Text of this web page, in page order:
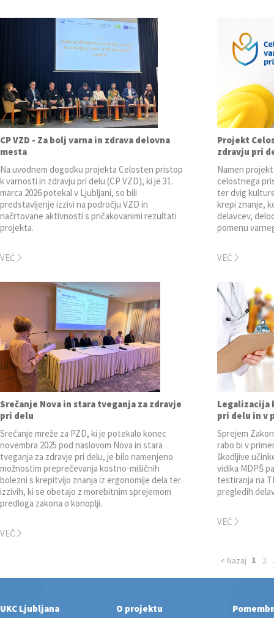
CP VZD - Za bolj varna in zdrava delovna
mesta
Na uvodnem dogodku projekta Celosten pristop
k varnosti in zdravju pri delu (CP VZD), ki je 31.
marca 2026 potekal v Ljubljani, so bili
predstavljenje izzivi na področju VZD in
načrtovane aktivnosti s pričakovanimi rezultati
projekta.
VEČ
Projekt
zdravju pri
Namen
celostnega
ter dvig
krepi znanje,
delavcev,
pomenu
VEČ
Srečanje Nova in stara tveganja za zdravje
pri delu
Srečanje mreže za PZD, ki je potekalo konec
novembra 2025 pod naslovom Nova in stara
tveganja za zdravje pri delu, je bilo namenjeno
možnostim preprečevanja kostno-mišičnih
bolezni s krepitvijo znanja iz ergonomije dela ter
izzivih, ki se obetajo z morebitnim sprejemom
predloga zakona o konoplji.
VEČ
Legalizacija
pri delu in v
Sprejem
rabo bi v
škodljive
vidika MDPŠ
testiranja na
pregledih
VEČ
< Nazaj 1 2
UKC Ljubljana O projektu